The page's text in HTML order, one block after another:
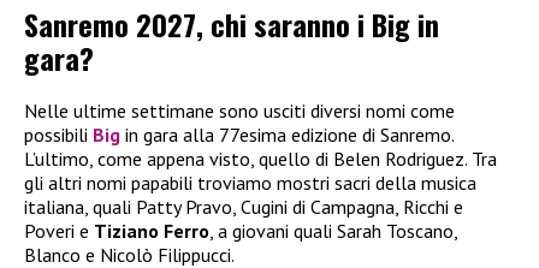
Sanremo 2027, chi saranno i Big in
gara?
Nelle ultime settimane sono usciti diversi nomi come
possibili Big in gara alla 77esima edizione di Sanremo.
L’ultimo, come appena visto, quello di Belen Rodriguez. Tra
gli altri nomi papabili troviamo mostri sacri della musica
italiana, quali Patty Pravo, Cugini di Campagna, Ricchi e
Poveri e Tiziano Ferro , a giovani quali Sarah Toscano,
Blanco e Nicolò Filippucci.